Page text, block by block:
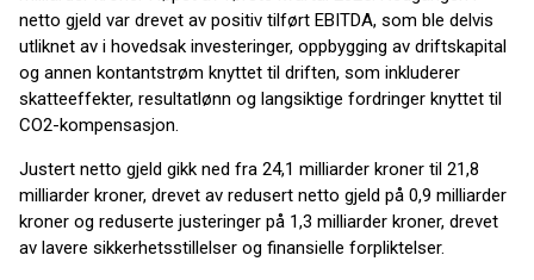
netto gjeld var drevet av positiv tilført EBITDA, som ble delvis
utliknet av i hovedsak investeringer, oppbygging av driftskapital
og annen kontantstrøm knyttet til driften, som inkluderer
skatteeffekter, resultatlønn og langsiktige fordringer knyttet til
CO2-kompensasjon.
Justert netto gjeld gikk ned fra 24,1 milliarder kroner til 21,8
milliarder kroner, drevet av redusert netto gjeld på 0,9 milliarder
kroner og reduserte justeringer på 1,3 milliarder kroner, drevet
av lavere sikkerhetsstillelser og finansielle forpliktelser.